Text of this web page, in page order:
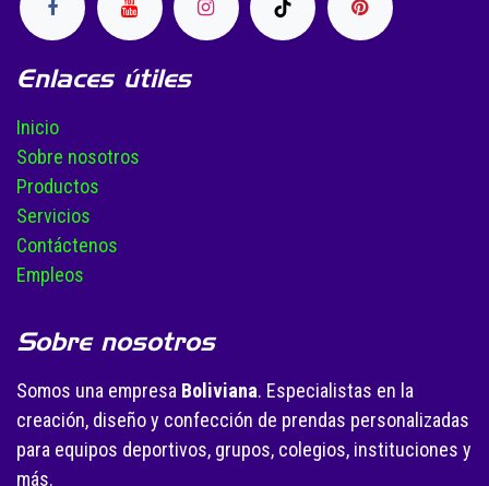
Enlaces útiles
Inicio
Sobre nosotros
Productos
Servicios
Contáctenos
Empleos
Sobre nosotros
Somos una empresa Boliviana. Especialistas en la
creación, diseño y confección de prendas personalizadas
para equipos deportivos, grupos, colegios, instituciones y
más.